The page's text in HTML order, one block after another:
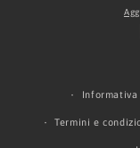
Termini e